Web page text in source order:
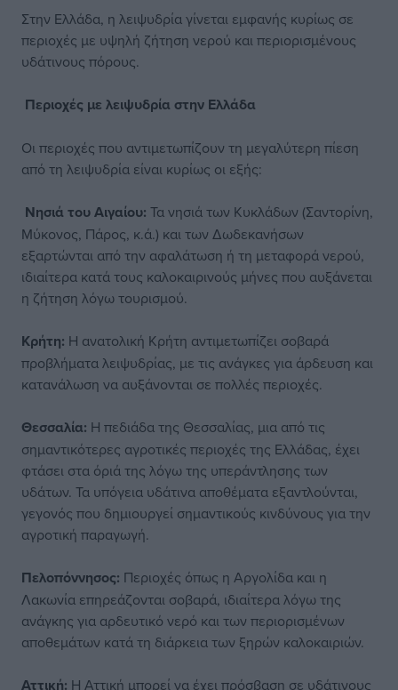
Στην Ελλάδα, η λειψυδρία γίνεται εμφανής κυρίως σε
περιοχές με υψηλή ζήτηση νερού και περιορισμένους
υδάτινους πόρους.
Περιοχές με λειψυδρία στην Ελλάδα
Οι περιοχές που αντιμετωπίζουν τη μεγαλύτερη πίεση
από τη λειψυδρία είναι κυρίως οι εξής:
Νησιά του Αιγαίου: Τα νησιά των Κυκλάδων (Σαντορίνη,
Μύκονος, Πάρος, κ.ά.) και των Δωδεκανήσων
εξαρτώνται από την αφαλάτωση ή τη μεταφορά νερού,
ιδιαίτερα κατά τους καλοκαιρινούς μήνες που αυξάνεται
η ζήτηση λόγω τουρισμού.
Κρήτη: Η ανατολική Κρήτη αντιμετωπίζει σοβαρά
προβλήματα λειψυδρίας, με τις ανάγκες για άρδευση και
κατανάλωση να αυξάνονται σε πολλές περιοχές.
Θεσσαλία: Η πεδιάδα της Θεσσαλίας, μια από τις
σημαντικότερες αγροτικές περιοχές της Ελλάδας, έχει
φτάσει στα όριά της λόγω της υπεράντλησης των
υδάτων. Τα υπόγεια υδάτινα αποθέματα εξαντλούνται,
γεγονός που δημιουργεί σημαντικούς κινδύνους για την
αγροτική παραγωγή.
Πελοπόννησος: Περιοχές όπως η Αργολίδα και η
Λακωνία επηρεάζονται σοβαρά, ιδιαίτερα λόγω της
ανάγκης για αρδευτικό νερό και των περιορισμένων
αποθεμάτων κατά τη διάρκεια των ξηρών καλοκαιριών.
Αττική: Η Αττική μπορεί να έχει πρόσβαση σε υδάτινους